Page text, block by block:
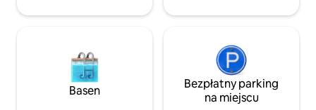
w samym sercu miasta!
Basen
Bezpłatny parking
na miejscu